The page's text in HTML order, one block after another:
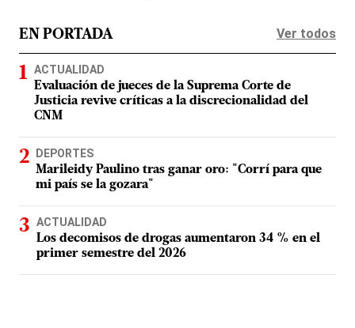
EN PORTADA Ver todos
ACTUALIDAD
Evaluación de jueces de la Suprema Corte de
Justicia revive críticas a la discrecionalidad del
CNM
DEPORTES
Marileidy Paulino tras ganar oro: "Corrí para que
mi país se la gozara"
ACTUALIDAD
Los decomisos de drogas aumentaron 34 % en el
primer semestre del 2026